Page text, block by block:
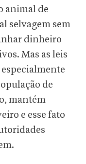
animal de
selvagem sem
dinheiro
Mas as leis
de
mantém
e esse fato